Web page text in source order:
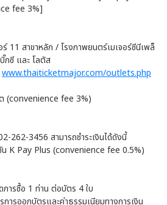
fee 3%]
ร์ 11 สาขาหลัก / โรงภาพยนตร์เมเจอร์ซีนีเพล็
กซี และ โลตัส
www.thaiticketmajor.com/outlets.php
(convenience fee 3%)
262-3456 สามารถชำระเงินได้ดังนี้
น K Pay Plus (convenience fee 0.5%)
การซื้อ 1 ท่าน ต่อบัตร 4 ใบ
การออกบัตรและค่าธรรมเนียมทางการเงิน